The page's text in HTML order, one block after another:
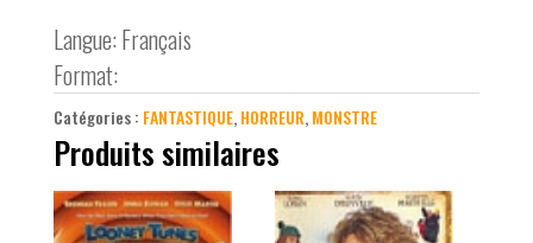
Langue: Français
Format:
Catégories : FANTASTIQUE,HORREUR,MONSTRE
Produits similaires